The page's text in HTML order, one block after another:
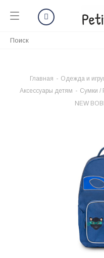
Главная - Одежда и
Аксессуары детям - Сумки /
NEW